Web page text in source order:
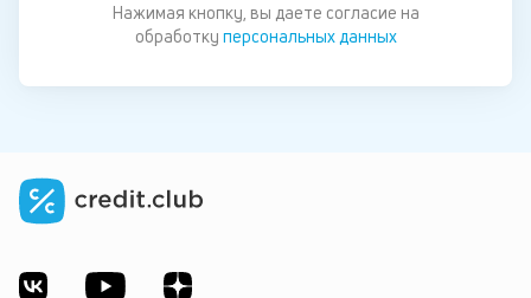
Нажимая кнопку, вы даете согласие на
обработку персональных данных